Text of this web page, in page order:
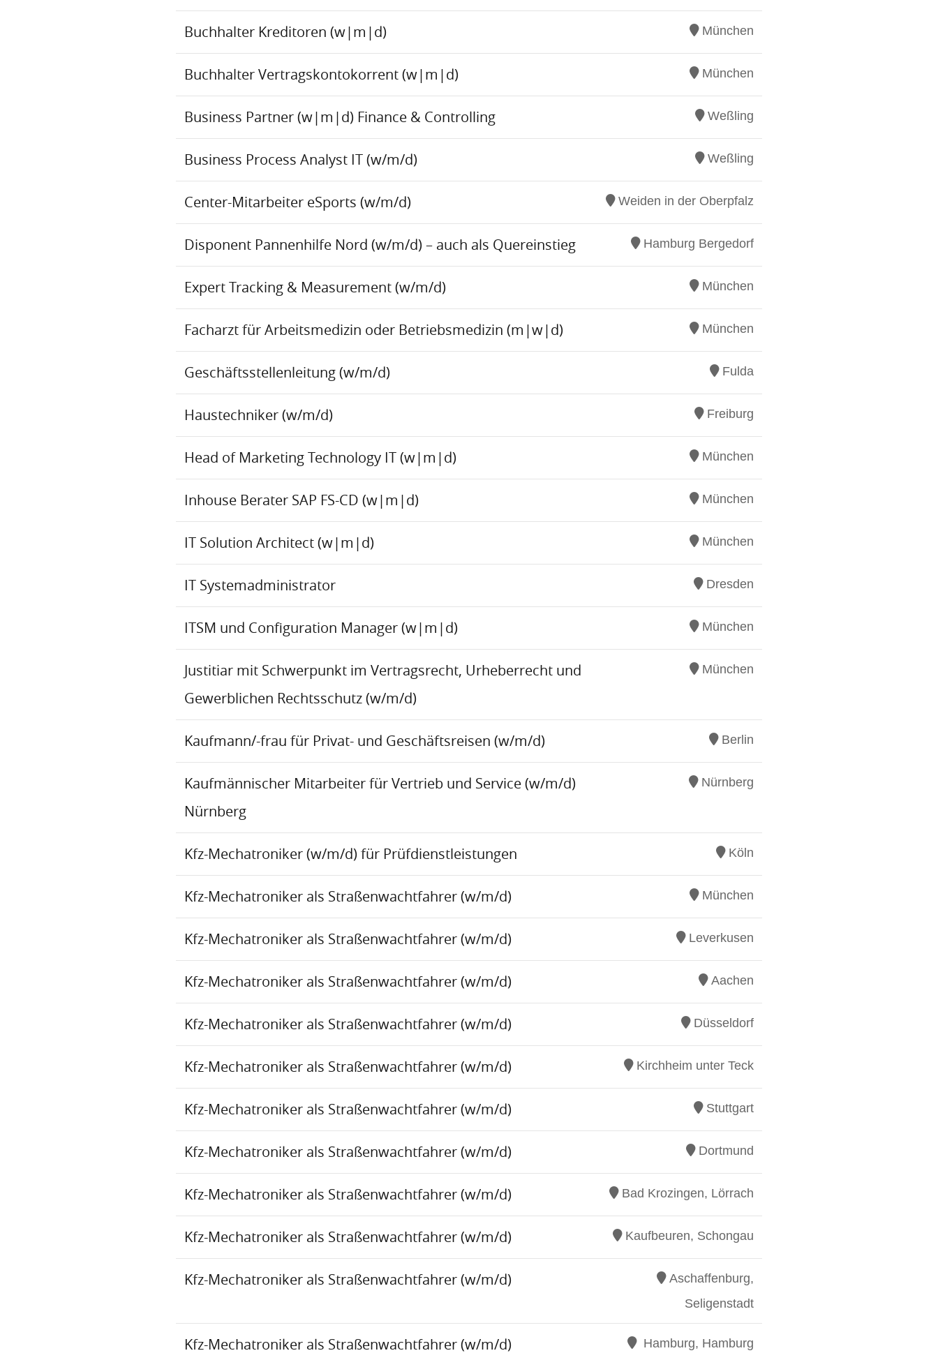
Buchhalter Kreditoren (w|m|d) München
Buchhalter Vertragskontokorrent (w|m|d) München
Business Partner (w|m|d) Finance & Controlling Weßling
Business Process Analyst IT (w/m/d) Weßling
Center-Mitarbeiter eSports (w/m/d) Weiden in der Oberpfalz
Disponent Pannenhilfe Nord (w/m/d) – auch als Quereinstieg Hamburg Bergedorf
Expert Tracking & Measurement (w/m/d) München
Facharzt für Arbeitsmedizin oder Betriebsmedizin (m|w|d) München
Geschäftsstellenleitung (w/m/d) Fulda
Haustechniker (w/m/d) Freiburg
Head of Marketing Technology IT (w|m|d) München
Inhouse Berater SAP FS-CD (w|m|d) München
IT Solution Architect (w|m|d) München
IT Systemadministrator Dresden
ITSM und Configuration Manager (w|m|d) München
Justitiar mit Schwerpunkt im Vertragsrecht, Urheberrecht und
Gewerblichen Rechtsschutz (w/m/d)
München
Kaufmann/-frau für Privat- und Geschäftsreisen (w/m/d) Berlin
Kaufmännischer Mitarbeiter für Vertrieb und Service (w/m/d)
Nürnberg
Nürnberg
Kfz-Mechatroniker (w/m/d) für Prüfdienstleistungen Köln
Kfz-Mechatroniker als Straßenwachtfahrer (w/m/d) München
Kfz-Mechatroniker als Straßenwachtfahrer (w/m/d) Leverkusen
Kfz-Mechatroniker als Straßenwachtfahrer (w/m/d) Aachen
Kfz-Mechatroniker als Straßenwachtfahrer (w/m/d) Düsseldorf
Kfz-Mechatroniker als Straßenwachtfahrer (w/m/d) Kirchheim unter Teck
Kfz-Mechatroniker als Straßenwachtfahrer (w/m/d) Stuttgart
Kfz-Mechatroniker als Straßenwachtfahrer (w/m/d) Dortmund
Kfz-Mechatroniker als Straßenwachtfahrer (w/m/d) Bad Krozingen, Lörrach
Kfz-Mechatroniker als Straßenwachtfahrer (w/m/d) Kaufbeuren, Schongau
Kfz-Mechatroniker als Straßenwachtfahrer (w/m/d)
Aschaffenburg,
Seligenstadt
Kfz-Mechatroniker als Straßenwachtfahrer (w/m/d) Hamburg, Hamburg